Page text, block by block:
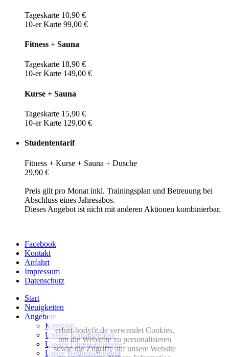
Tageskarte 10,90 €
10-er Karte 99,00 €
Fitness + Sauna
Tageskarte 18,90 €
10-er Karte 149,00 €
Kurse + Sauna
Tageskarte 15,90 €
10-er Karte 129,00 €
Studententarif
Fitness + Kurse + Sauna + Dusche
29,90 €
Preis gilt pro Monat inkl. Trainingsplan und Betreuung bei
Abschluss eines Jahresabos.
Dieses Angebot ist nicht mit anderen Aktionen kombinierbar.
Facebook
Kontakt
Anfahrt
Impressum
Datenschutz
Start
Neuigkeiten
Angebote
Kursplan
Unsere Kursangebote
Unsere Fitnessangebote
Unser Wellnessangebot
erfurt-bodyfit.de verwendet Cookies,
um die Webseite zu personalisieren
sowie die Zugriffe auf unsere Website